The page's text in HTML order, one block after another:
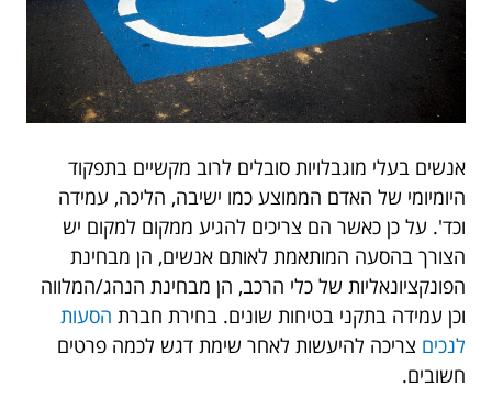
אנשים בעלי מוגבלויות סובלים לרוב מקשיים בתפקוד
היומיומי של האדם הממוצע כמו ישיבה, הליכה, עמידה
וכד'. על כן כאשר הם צריכים להגיע ממקום למקום יש
הצורך בהסעה המותאמת לאותם אנשים, הן מבחינת
הפונקציונאליות של כלי הרכב, הן מבחינת הנהג/המלווה
וכן עמידה בתקני בטיחות שונים. בחירת חברת הסעות
לנכים צריכה להיעשות לאחר שימת דגש לכמה פרטים
חשובים.